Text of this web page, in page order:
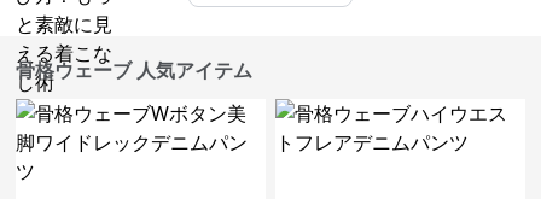
骨格ウェーブ 人気アイテム